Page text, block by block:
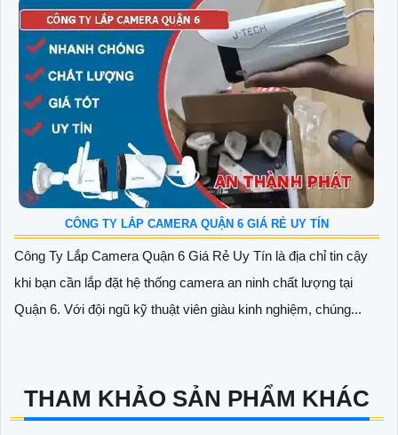
CÔNG TY LẮP CAMERA QUẬN 6 GIÁ RẺ UY TÍN
Công Ty Lắp Camera Quận 6 Giá Rẻ Uy Tín là địa chỉ tin cậy
khi bạn cần lắp đặt hệ thống camera an ninh chất lượng tại
Quận 6. Với đội ngũ kỹ thuật viên giàu kinh nghiệm, chúng...
THAM KHẢO SẢN PHẨM KHÁC